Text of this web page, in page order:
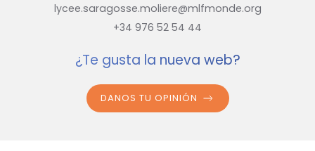
lycee.saragosse.moliere@mlfmonde.org
+34 976 52 54 44
¿Te gusta la nueva web?
DANOS TU OPINIÓN